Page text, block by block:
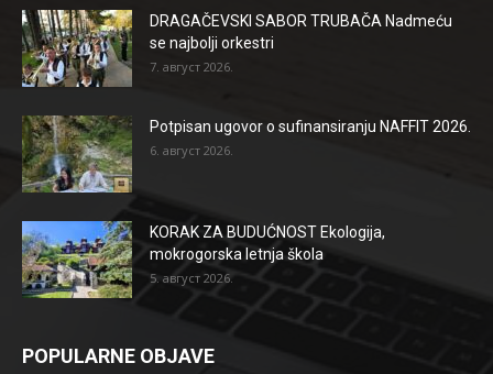
DRAGAČEVSKI SABOR TRUBAČA Nadmeću
se najbolji orkestri
7. август 2026.
Potpisan ugovor o sufinansiranju NAFFIT 2026.
6. август 2026.
KORAK ZA BUDUĆNOST Ekologija,
mokrogorska letnja škola
5. август 2026.
POPULARNE OBJAVE